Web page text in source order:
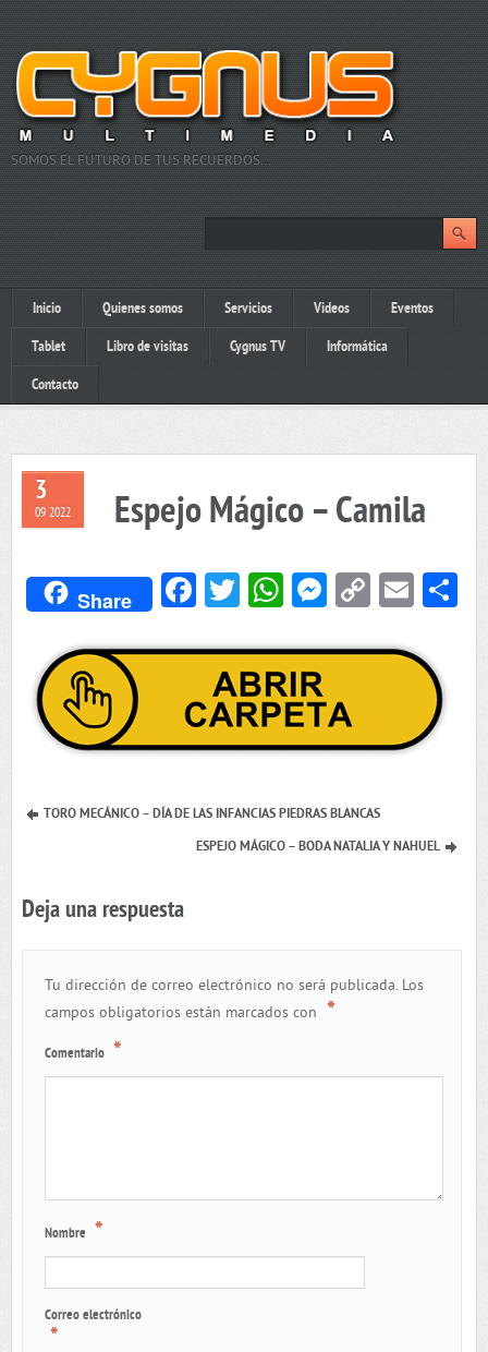
SOMOS EL FUTURO DE TUS RECUERDOS…
Inicio Quienes somos Servicios Videos Eventos
Tablet Libro de visitas Cygnus TV Informática
Contacto
3
09 2022 Espejo Mágico – Camila
Share Facebook
Twitter
WhatsApp
Messenger
Copy
TORO MECÁNICO – DÍA DE LAS INFANCIAS PIEDRAS BLANCAS
ESPEJO MÁGICO – BODA NATALIA Y NAHUEL
Deja una respuesta
Tu dirección de correo electrónico no será publicada. Los
campos obligatorios están marcados con *
Comentario *
Nombre *
Correo electrónico
*